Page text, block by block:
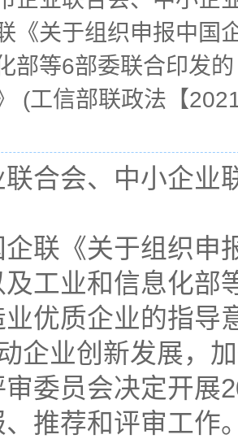
《关于组织申报中国
部等6部委联合印发
(工信部联政法【
合会、中小企业
联《关于组织申
工业和信息化部
优质企业的指导
企业创新发展，
委员会决定开展
推荐和评审工作